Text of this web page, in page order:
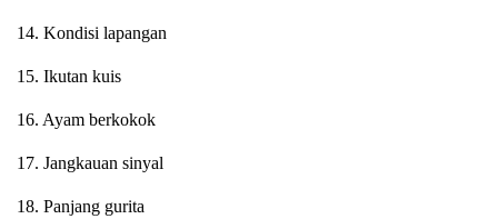
14. Kondisi lapangan
15. Ikutan kuis
16. Ayam berkokok
17. Jangkauan sinyal
18. Panjang gurita